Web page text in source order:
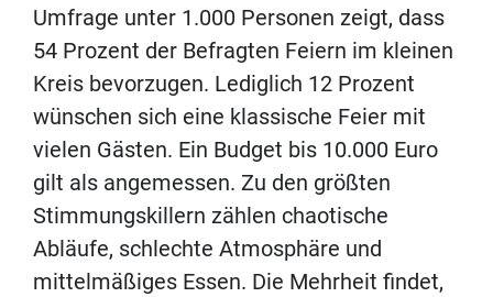
Umfrage unter 1.000 Personen zeigt, dass
54 Prozent der Befragten Feiern im kleinen
Kreis bevorzugen. Lediglich 12 Prozent
wünschen sich eine klassische Feier mit
vielen Gästen. Ein Budget bis 10.000 Euro
gilt als angemessen. Zu den größten
Stimmungskillern zählen chaotische
Abläufe, schlechte Atmosphäre und
mittelmäßiges Essen. Die Mehrheit findet,